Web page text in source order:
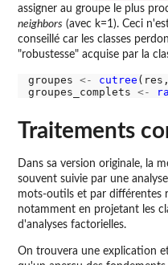
assigner au groupe le plus
neighbors (avec k=1). Ceci
conseillé car les classes
"robustesse" acquise par la
groupes <- cutree
groupes_complets <-
Traitements
Dans sa version originale, la
souvent suivie par une
mots-outils et par différentes
notamment en projetant les
d'analyses factorielles.
On trouvera une explication